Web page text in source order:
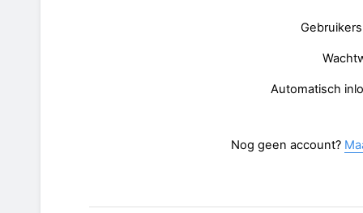
Automatisch
Nog geen account?